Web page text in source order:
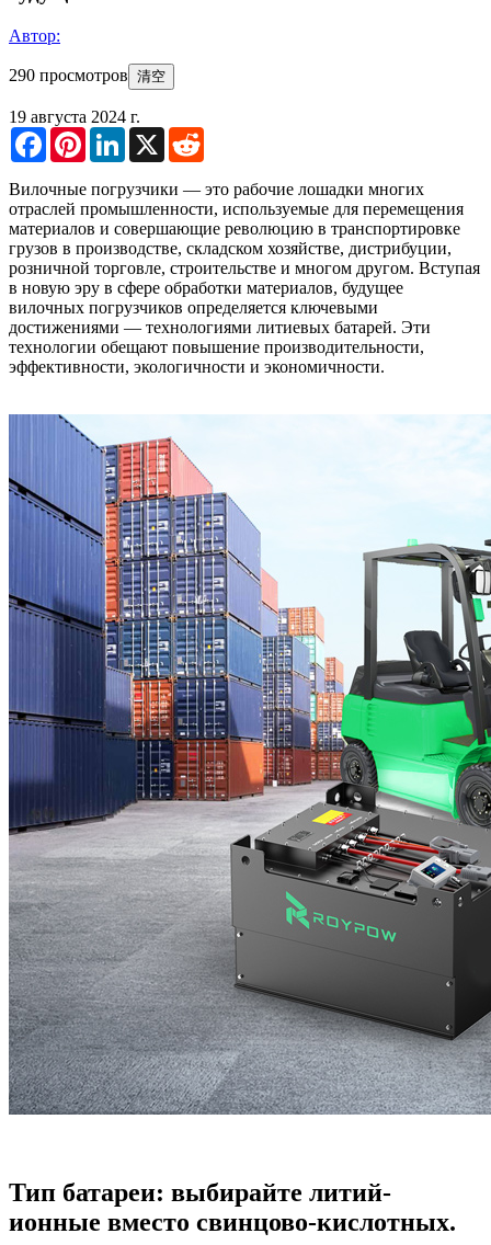
Автор:
290 просмотров 清空
19 августа 2024 г.
FacebookPinterestLinkedIn
X
Вилочные погрузчики — это рабочие лошадки многих
отраслей промышленности, используемые для перемещения
материалов и совершающие революцию в транспортировке
грузов в производстве, складском хозяйстве, дистрибуции,
розничной торговле, строительстве и многом другом. Вступая
в новую эру в сфере обработки материалов, будущее
вилочных погрузчиков определяется ключевыми
достижениями — технологиями литиевых батарей. Эти
технологии обещают повышение производительности,
эффективности, экологичности и экономичности.
Тип батареи: выбирайте литий-
ионные вместо свинцово-кислотных.